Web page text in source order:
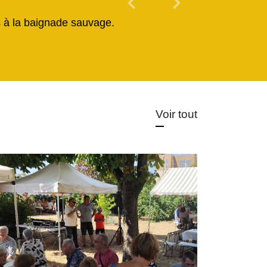
la baignade sauvage.
Voir tout